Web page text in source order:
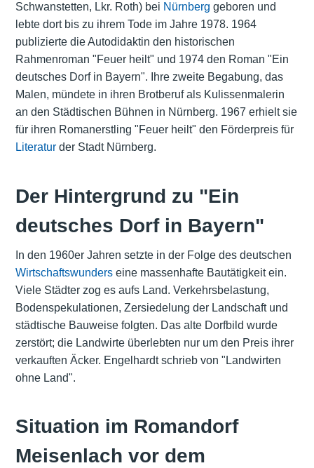
Schwanstetten, Lkr. Roth) bei Nürnberg geboren und
lebte dort bis zu ihrem Tode im Jahre 1978. 1964
publizierte die Autodidaktin den historischen
Rahmenroman "Feuer heilt" und 1974 den Roman "Ein
deutsches Dorf in Bayern". Ihre zweite Begabung, das
Malen, mündete in ihren Brotberuf als Kulissenmalerin
an den Städtischen Bühnen in Nürnberg. 1967 erhielt sie
für ihren Romanerstling "Feuer heilt" den Förderpreis für
Literaturder Stadt Nürnberg.
Der Hintergrund zu "Ein
deutsches Dorf in Bayern"
In den 1960er Jahren setzte in der Folge des deutschen
Wirtschaftswunderseine massenhafte Bautätigkeit ein.
Viele Städter zog es aufs Land. Verkehrsbelastung,
Bodenspekulationen, Zersiedelung der Landschaft und
städtische Bauweise folgten. Das alte Dorfbild wurde
zerstört; die Landwirte überlebten nur um den Preis ihrer
verkauften Äcker. Engelhardt schrieb von "Landwirten
ohne Land".
Situation im Romandorf
Meisenlach vor dem